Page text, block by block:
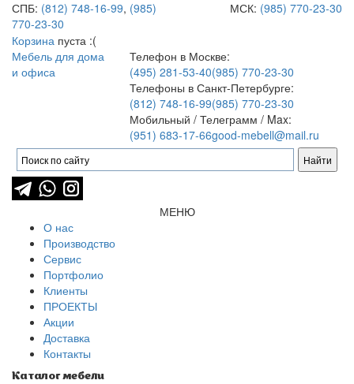
СПБ: (812) 748-16-99, (985)
770-23-30
МСК: (985) 770-23-30
Корзина пуста :(
Мебель для дома
и офиса
Телефон в Москве:
(495) 281-53-40(985) 770-23-30
Телефоны в Санкт-Петербурге:
(812) 748-16-99(985) 770-23-30
Мобильный / Телеграмм / Max:
(951) 683-17-66good-mebell@mail.ru
МЕНЮ
О нас
Производство
Сервис
Портфолио
Клиенты
ПРОЕКТЫ
Акции
Доставка
Контакты
Каталог мебели